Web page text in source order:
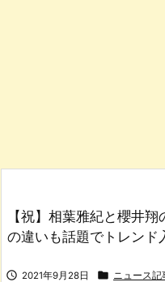
【祝】相葉雅紀と櫻井
の違いも話題でトレンド
 2021年9月28日  ニュース記